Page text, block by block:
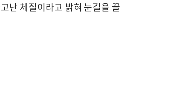
난 체질이라고 밝혀 눈길을 끌